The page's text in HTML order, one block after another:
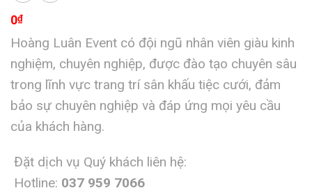
0₫
Hoàng Luân Event có đội ngũ nhân viên giàu kinh
nghiệm, chuyên nghiệp, được đào tạo chuyên sâu
trong lĩnh vực trang trí sân khấu tiệc cưới, đảm
bảo sự chuyên nghiệp và đáp ứng mọi yêu cầu
của khách hàng.
Đặt dịch vụ Quý khách liên hệ:
Hotline: 037 959 7066